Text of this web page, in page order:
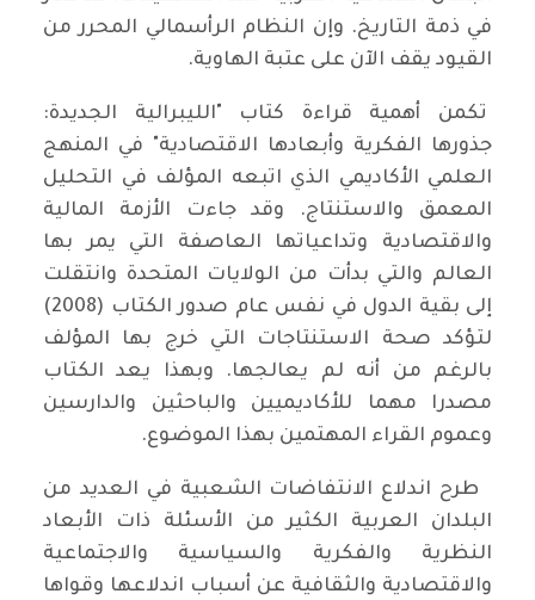
في ذمة التاريخ. وإن النظام الرأسمالي المحرر من
القيود يقف الآن على عتبة الهاوية.
تكمن أهمية قراءة كتاب "الليبرالية الجديدة:
جذورها الفكرية وأبعادها الاقتصادية" في المنهج
العلمي الأكاديمي الذي اتبعه المؤلف في التحليل
المعمق والاستنتاج. وقد جاءت الأزمة المالية
والاقتصادية وتداعياتها العاصفة التي يمر بها
العالم والتي بدأت من الولايات المتحدة وانتقلت
إلى بقية الدول في نفس عام صدور الكتاب (2008)
لتؤكد صحة الاستنتاجات التي خرج بها المؤلف
بالرغم من أنه لم يعالجها. وبهذا يعد الكتاب
مصدرا مهما للأكاديميين والباحثين والدارسين
وعموم القراء المهتمين بهذا الموضوع.
طرح اندلاع الانتفاضات الشعبية في العديد من
البلدان العربية الكثير من الأسئلة ذات الأبعاد
النظرية والفكرية والسياسية والاجتماعية
والاقتصادية والثقافية عن أسباب اندلاعها وقواها